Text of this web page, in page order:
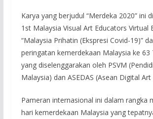
Karya yang berjudul “Merdeka 2020” ini
1st Malaysia Visual Art Educators Virtual
“Malaysia Prihatin (Ekspresi Covid-19)”
peringatan kemerdekaan Malaysia ke 63
yang diselenggarakan oleh PSVM
Malaysia) dan ASEDAS (Asean Digital Art
Pameran internasional ini dalam rangka
hari kemerdekaan Malaysia yang